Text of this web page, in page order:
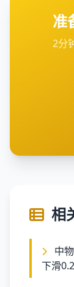
准
2分
相
下滑